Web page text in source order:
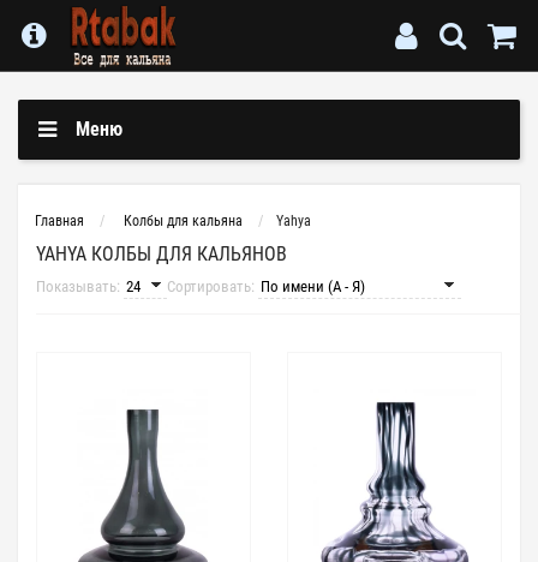
Меню
Главная Колбы для кальяна Yahya
YAHYA КОЛБЫ ДЛЯ КАЛЬЯНОВ
Показывать: Сортировать: